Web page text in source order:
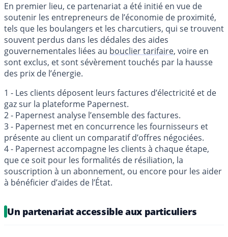
En premier lieu, ce partenariat a été initié en vue de
soutenir les entrepreneurs de l’économie de proximité,
tels que les boulangers et les charcutiers, qui se trouvent
souvent perdus dans les dédales des aides
gouvernementales liées au bouclier tarifaire, voire en
sont exclus, et sont sévèrement touchés par la hausse
des prix de l’énergie.
1 - Les clients déposent leurs factures d’électricité et de
gaz sur la plateforme Papernest.
2 - Papernest analyse l’ensemble des factures.
3 - Papernest met en concurrence les fournisseurs et
présente au client un comparatif d’offres négociées.
4 - Papernest accompagne les clients à chaque étape,
que ce soit pour les formalités de résiliation, la
souscription à un abonnement, ou encore pour les aider
à bénéficier d’aides de l’État.
Un partenariat accessible aux particuliers